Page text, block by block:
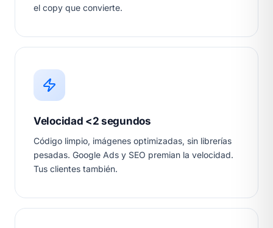
el copy que convierte.
Velocidad <2 segundos
Código limpio, imágenes optimizadas, sin librerías
pesadas. Google Ads y SEO premian la velocidad.
Tus clientes también.